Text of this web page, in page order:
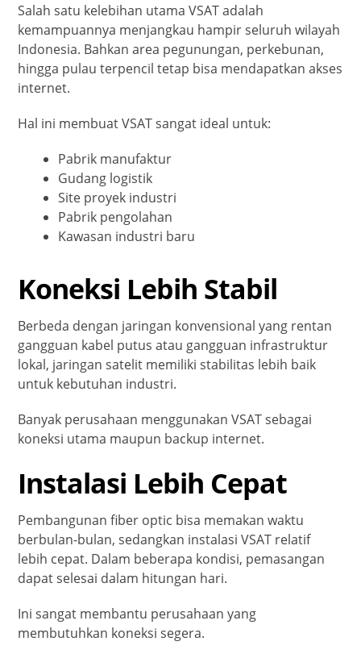
Salah satu kelebihan utama VSAT adalah
kemampuannya menjangkau hampir seluruh wilayah
Indonesia. Bahkan area pegunungan, perkebunan,
hingga pulau terpencil tetap bisa mendapatkan akses
internet.
Hal ini membuat VSAT sangat ideal untuk:
Pabrik manufaktur
Gudang logistik
Site proyek industri
Pabrik pengolahan
Kawasan industri baru
Koneksi Lebih Stabil
Berbeda dengan jaringan konvensional yang rentan
gangguan kabel putus atau gangguan infrastruktur
lokal, jaringan satelit memiliki stabilitas lebih baik
untuk kebutuhan industri.
Banyak perusahaan menggunakan VSAT sebagai
koneksi utama maupun backup internet.
Instalasi Lebih Cepat
Pembangunan fiber optic bisa memakan waktu
berbulan-bulan, sedangkan instalasi VSAT relatif
lebih cepat. Dalam beberapa kondisi, pemasangan
dapat selesai dalam hitungan hari.
Ini sangat membantu perusahaan yang
membutuhkan koneksi segera.